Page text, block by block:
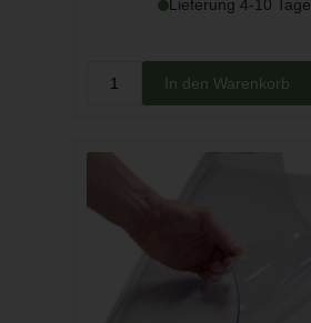
Lieferung 4-10 Tage
In den Warenkorb